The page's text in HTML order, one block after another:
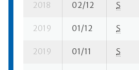
2018 02/12 S
2019 01/12 S
2019 01/11 S